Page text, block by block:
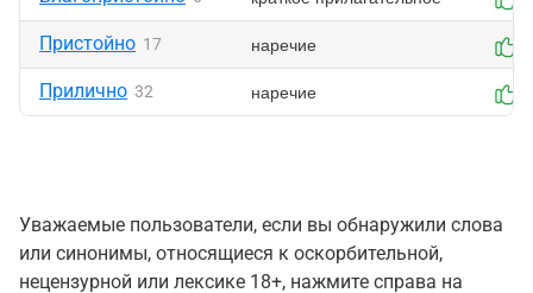
Пристойно 17 наречие
Прилично 32 наречие
Уважаемые пользователи, если вы обнаружили слова
или синонимы, относящиеся к оскорбительной,
нецензурной или лексике 18+, нажмите справа на